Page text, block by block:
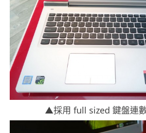
▲採用 full sized 鍵盤連